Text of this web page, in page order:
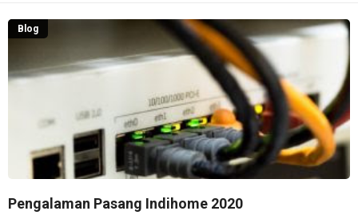
Pengalaman Pasang Indihome 2020
Blog